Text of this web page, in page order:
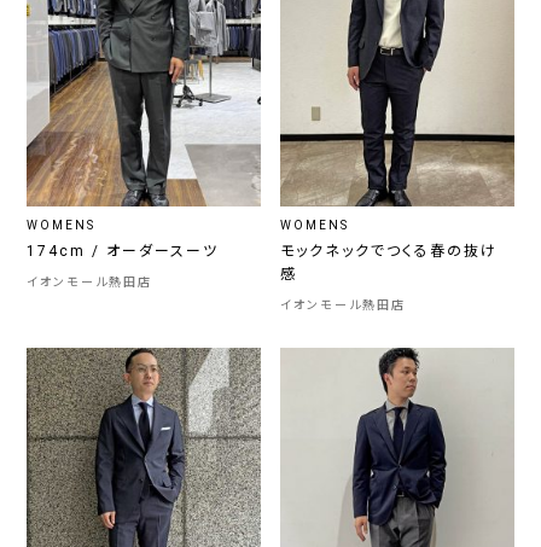
WOMENS
174cm / オーダースーツ
イオンモール熱田店
WOMENS
モックネックでつくる春の抜け
感
イオンモール熱田店